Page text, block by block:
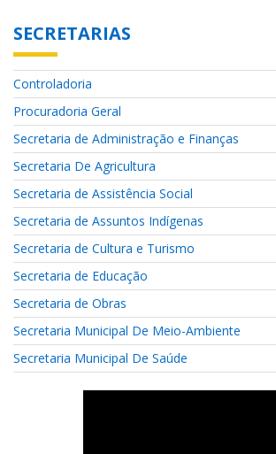
SECRETARIAS
Controladoria
Procuradoria Geral
Secretaria de Administração e Finanças
Secretaria De Agricultura
Secretaria de Assistência Social
Secretaria de Assuntos Indígenas
Secretaria de Cultura e Turismo
Secretaria de Educação
Secretaria de Obras
Secretaria Municipal De Meio-Ambiente
Secretaria Municipal De Saúde